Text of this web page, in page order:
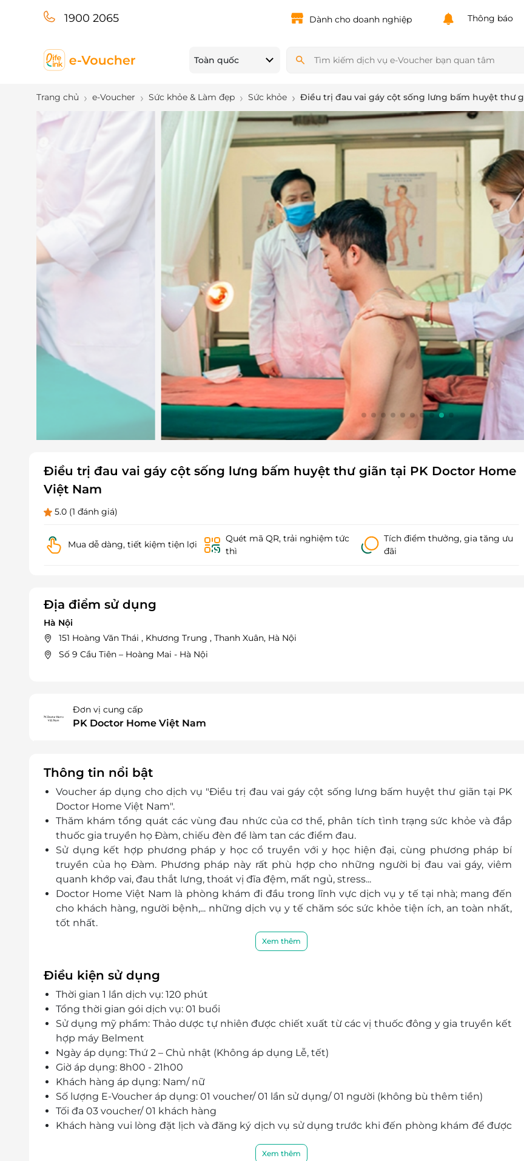
1900 2065 Dành cho doanh nghiệp Thông báo
Toàn quốc
Trang chủ e-Voucher Sức khỏe & Làm đẹp Sức khỏe Điều trị đau vai gáy cột sống lưng bấm huyệt thư
Điều trị đau vai gáy cột sống lưng bấm huyệt thư giãn tại PK Doctor Home
Việt Nam
5.0 (1 đánh giá)
Mua dễ dàng, tiết kiệm tiện lợi
Quét mã QR, trải nghiệm tức
thì
Tích điểm thưởng, gia tăng ưu
đãi
Địa điểm sử dụng
Hà Nội
151 Hoàng Văn Thái , Khương Trung , Thanh Xuân, Hà Nội
Số 9 Cầu Tiên – Hoàng Mai - Hà Nội
Đơn vị cung cấp
PK Doctor Home Việt Nam
Thông tin nổi bật
Voucher áp dụng cho dịch vụ "Điều trị đau vai gáy cột sống lưng bấm huyệt thư giãn tại PK
Doctor Home Việt Nam".
Thăm khám tổng quát các vùng đau nhức của cơ thể, phân tích tình trạng sức khỏe và đắp
thuốc gia truyền họ Đàm, chiếu đèn để làm tan các điểm đau.
Sử dụng kết hợp phương pháp y học cổ truyền với y học hiện đại, cùng phương pháp bí
truyền của họ Đàm. Phương pháp này rất phù hợp cho những người bị đau vai gáy, viêm
quanh khớp vai, đau thắt lưng, thoát vị đĩa đệm, mất ngủ, stress...
Doctor Home Việt Nam là phòng khám đi đầu trong lĩnh vực dịch vụ y tế tại nhà; mang đến
cho khách hàng, người bệnh,... những dịch vụ y tế chăm sóc sức khỏe tiện ích, an toàn nhất,
tốt nhất.
Đội ngũ nhân viên trong ngành y tế là những người được trang bị đủ kiến thức
tình và được khám chữa bệnh theo tiêu chuẩn quốc tế.
Xem thêm
Điều kiện sử dụng
Thời gian 1 lần dịch vụ: 120 phút
Tổng thời gian gói dịch vụ: 01 buổi
Sử dụng mỹ phẩm: Thảo dược tự nhiên được chiết xuất từ các vị thuốc đông y gia truyền kết
hợp máy Belment
Ngày áp dụng: Thứ 2 – Chủ nhật (Không áp dụng Lễ, tết)
Giờ áp dụng: 8h00 - 21h00
Khách hàng áp dụng: Nam/ nữ
Số lượng E-Voucher áp dụng: 01 voucher/ 01 lần sử dụng/ 01 người (không bù thêm tiền)
Tối đa 03 voucher/ 01 khách hàng
Khách hàng vui lòng đặt lịch và đăng ký dịch vụ sử dụng trước khi đến phòng khám để được
Xem thêm